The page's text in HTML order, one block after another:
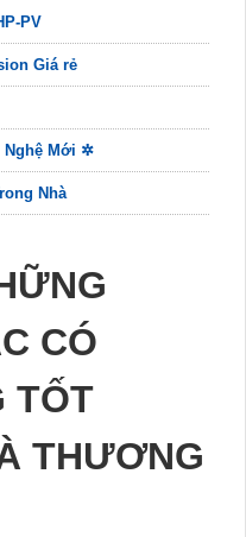
PV
Giá rẻ
Nghệ Mới ✲
Nhà
CÓ
TỐT
THƯƠNG